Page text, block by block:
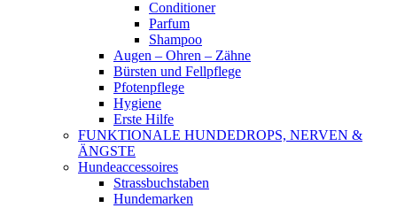
Conditioner
Parfum
Shampoo
Augen – Ohren – Zähne
Bürsten und Fellpflege
Pfotenpflege
Hygiene
Erste Hilfe
FUNKTIONALE HUNDEDROPS, NERVEN &
ÄNGSTE
Hundeaccessoires
Strassbuchstaben
Hundemarken